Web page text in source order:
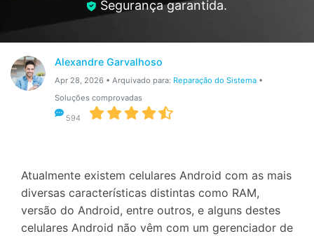
Ver Todos Os Aplicativos
Centro de Ajuda
Gerenciador de dados
Reparar Celular
Proteção do celular
Segurança garantida.
Alexandre Garvalhoso
Apr 28, 2026 • Arquivado para: Reparação do Sistema•
Soluções comprovadas
594
Atualmente existem celulares Android com as mais
diversas características distintas como RAM,
versão do Android, entre outros, e alguns destes
celulares Android não vêm com um gerenciador de